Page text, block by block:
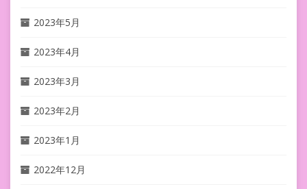
2023年5月
2023年4月
2023年3月
2023年2月
2023年1月
2022年12月